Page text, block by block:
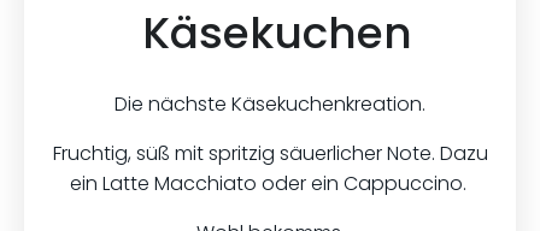
Käsekuchen
Die nächste Käsekuchenkreation.
Fruchtig, süß mit spritzig säuerlicher Note. Dazu
ein Latte Macchiato oder ein Cappuccino.